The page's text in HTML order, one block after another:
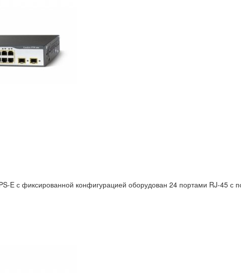
E с фиксированной конфигурацией оборудован 24 портами RJ-45 с